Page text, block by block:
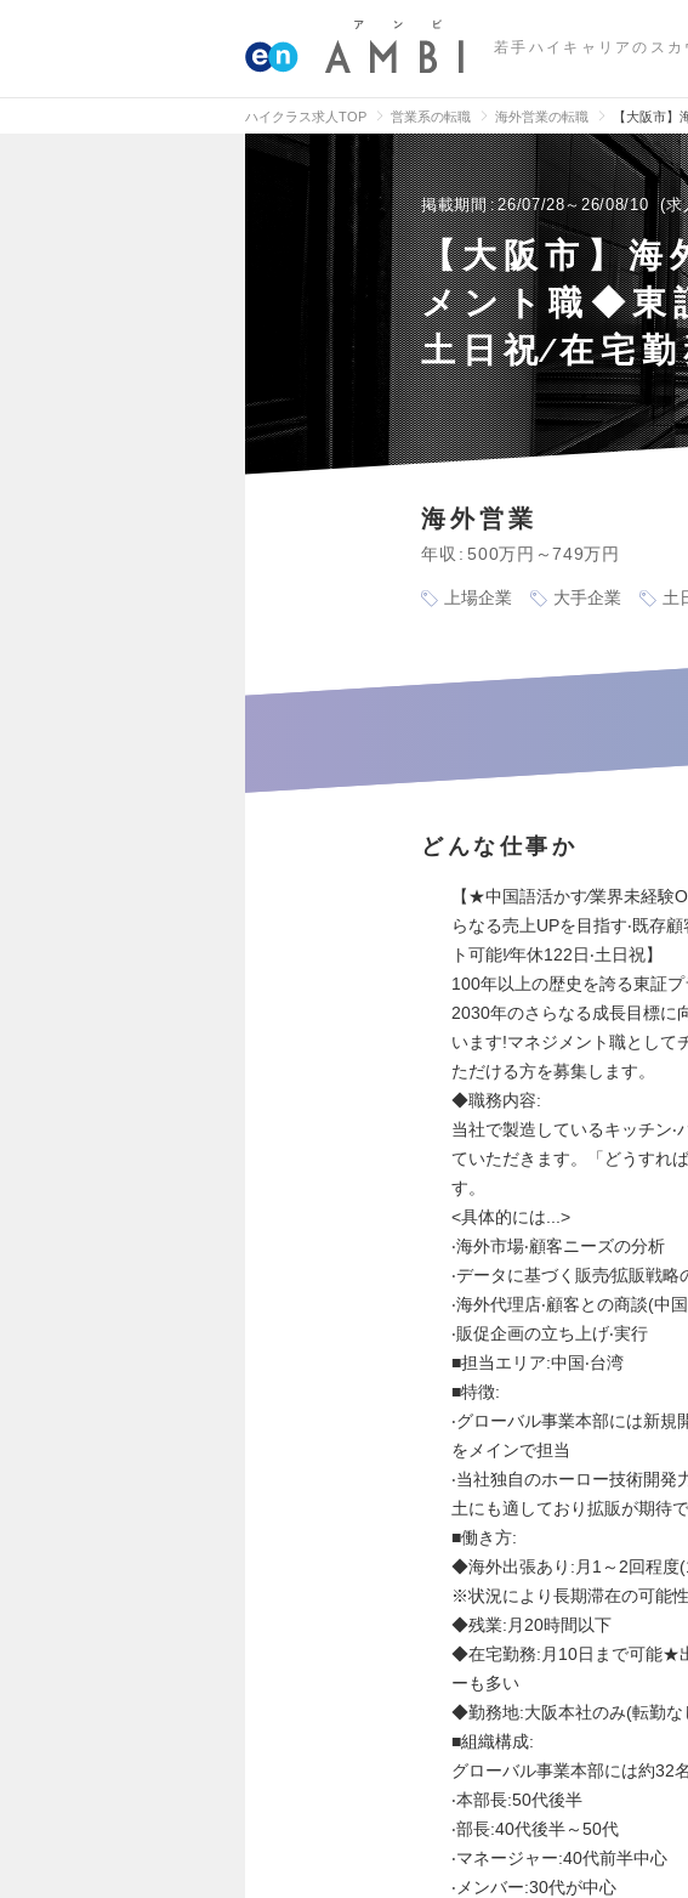
若手ハイキャリアのスカ
ハイクラス求人TOP 営業系の転職 海外営業の転職 【大阪市
掲載期間 26/07/28～26/08/10 求
【大阪市】
メント職◆東
土日祝∕在宅
海外営業
年収 500万円～749万円
上場企業 大手企業 土
どんな仕事か
【★中国語活かす∕業界未経
らなる売上UPを目指す‧既存顧
ト可能!∕年休122日‧土日祝】
100年以上の歴史を誇る東証プ
2030年のさらなる成⻑目標に
います!マネジメント職として
ただける方を募集します。
◆職務内容:
当社で製造しているキッチン‧
ていただきます。「どうすれ
す。
<具体的には...>
‧海外市場‧顧客ニーズの分析
‧データに基づく販売∕拡販戦略
‧海外代理店‧顧客との商談(中
‧販促企画の立ち上げ‧実行
■担当エリア:中国‧台湾
■特徴:
‧グローバル事業本部には新
をメインで担当
‧当社独自のホーロー技術開
土にも適しており拡販が期待
■働き方:
◆海外出張あり:月1～2回程度
※状況により⻑期滞在の可能
◆残業:月20時間以下
◆在宅勤務:月10日まで可能★
ーも多い
◆勤務地:大阪本社のみ(転勤な
■組織構成:
グローバル事業本部には約32
‧本部⻑:50代後半
‧部⻑:40代後半～50代
‧マネージャー:40代前半中心
‧メンバー:30代が中心